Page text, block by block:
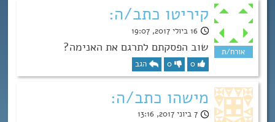
קיריטו כתב/ה:
16 ביולי 2017, 19:07
שוב הפסקתם לתרגם את האנימה?
0
0 הגב
מישהו כתב/ה:
7 ביוני 2017, 13:16